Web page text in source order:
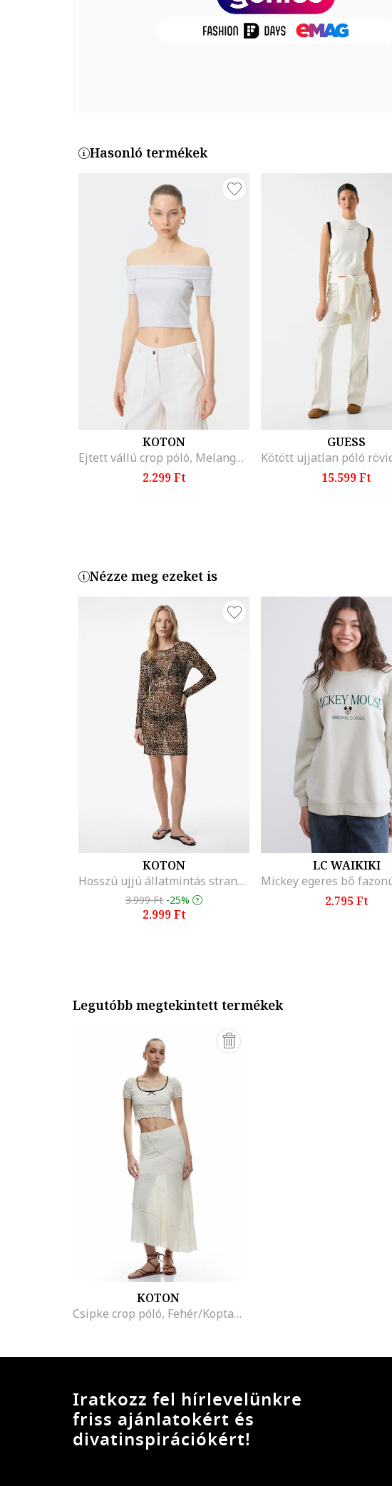
Hasonló termékek
KOTON
Ejtett vállú crop póló, Melange világosszürke
2.299 Ft
GUESS
15.599 Ft
Nézze meg ezeket is
KOTON
Hosszú ujjú állatmintás strandruha, Barna/Bézs
3.999 Ft -25%
2.999 Ft
LC WAIKIKI
2.795 Ft
Legutóbb megtekintett termékek
KOTON
Csipke crop póló, Fehér/Koptatott fekete
Iratkozz fel hírlevelünkre
friss ajánlatokért és
divatinspirációkért!